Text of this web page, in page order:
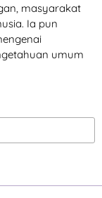
masyarakat
Ia pun
umum